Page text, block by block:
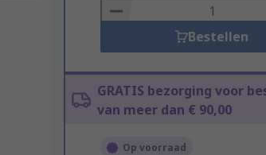
Basket
Bestellen
GRATIS bezorging voor
van meer dan € 90,00
Op voorraad